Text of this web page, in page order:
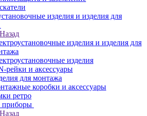
изделия и изделия для
Назад
изделия и изделия для
изделия
рейки и аксессуары
для монтажа
коробки и аксессуары
ретро
приборы
Назад